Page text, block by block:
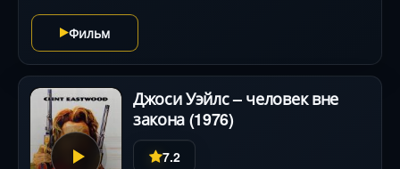
Фильм
Джоси Уэйлс – человек вне
закона (1976)
7.2